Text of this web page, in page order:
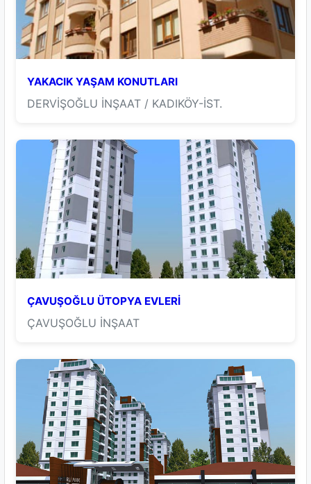
YAKACIK YAŞAM KONUTLARI
DERVİŞOĞLU İNŞAAT / KADIKÖY-İST.
ÇAVUŞOĞLU ÜTOPYA EVLERİ
ÇAVUŞOĞLU İNŞAAT